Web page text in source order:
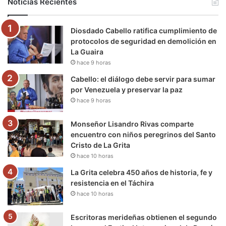
o
k
e
r
b
e
g
r
m
r
a
k
Diosdado Cabello ratifica cumplimiento de
protocolos de seguridad en demolición en
La Guaira
hace 9 horas
Cabello: el diálogo debe servir para sumar
por Venezuela y preservar la paz
hace 9 horas
Monseñor Lisandro Rivas comparte
encuentro con niños peregrinos del Santo
Cristo de La Grita
hace 10 horas
La Grita celebra 450 años de historia, fe y
resistencia en el Táchira
hace 10 horas
Escritoras merideñas obtienen el segundo